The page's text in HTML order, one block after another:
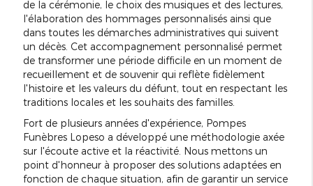
de la cérémonie, le choix des musiques et des lectures,
l'élaboration des hommages personnalisés ainsi que
dans toutes les démarches administratives qui suivent
un décès. Cet accompagnement personnalisé permet
de transformer une période difficile en un moment de
recueillement et de souvenir qui reflète fidèlement
l'histoire et les valeurs du défunt, tout en respectant les
traditions locales et les souhaits des familles.
Fort de plusieurs années d'expérience, Pompes
Funèbres Lopeso a développé une méthodologie axée
sur l'écoute active et la réactivité. Nous mettons un
point d'honneur à proposer des solutions adaptées en
fonction de chaque situation, afin de garantir un service